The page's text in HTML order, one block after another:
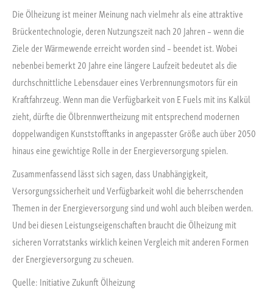
Die Ölheizung ist meiner Meinung nach vielmehr als eine attraktive
Brückentechnologie, deren Nutzungszeit nach 20 Jahren – wenn die
Ziele der Wärmewende erreicht worden sind – beendet ist. Wobei
nebenbei bemerkt 20 Jahre eine längere Laufzeit bedeutet als die
durchschnittliche Lebensdauer eines Verbrennungsmotors für ein
Kraftfahrzeug. Wenn man die Verfügbarkeit von E Fuels mit ins Kalkül
zieht, dürfte die Ölbrennwertheizung mit entsprechend modernen
doppelwandigen Kunststofftanks in angepasster Größe auch über 2050
hinaus eine gewichtige Rolle in der Energieversorgung spielen.
Zusammenfassend lässt sich sagen, dass Unabhängigkeit,
Versorgungssicherheit und Verfügbarkeit wohl die beherrschenden
Themen in der Energieversorgung sind und wohl auch bleiben werden.
Und bei diesen Leistungseigenschaften braucht die Ölheizung mit
sicheren Vorratstanks wirklich keinen Vergleich mit anderen Formen
der Energieversorgung zu scheuen.
Quelle: Initiative Zukunft Ölheizung